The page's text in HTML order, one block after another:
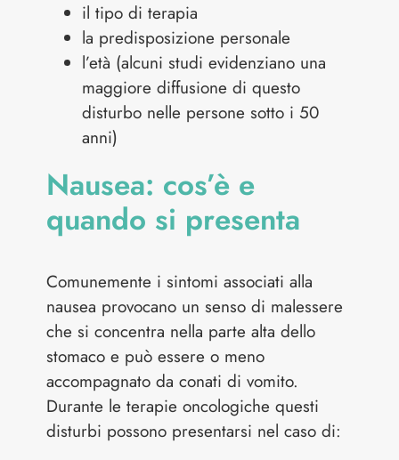
il tipo di terapia
la predisposizione personale
l’età (alcuni studi evidenziano una
maggiore diffusione di questo
disturbo nelle persone sotto i 50
anni)
Nausea: cos’è e
quando si presenta
Comunemente i sintomi associati alla
nausea provocano un senso di malessere
che si concentra nella parte alta dello
stomaco e può essere o meno
accompagnato da conati di vomito.
Durante le terapie oncologiche questi
disturbi possono presentarsi nel caso di: